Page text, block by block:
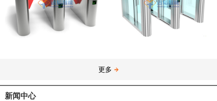
更多
新闻中心